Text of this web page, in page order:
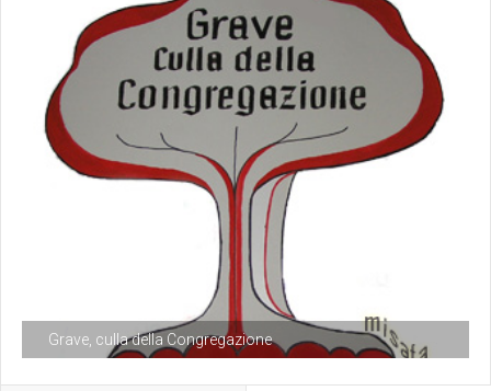
Grave, culla della Congregazione